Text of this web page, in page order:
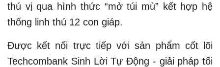
thú vị qua hình thức “mở túi mù” kết hợp hệ
thống linh thú 12 con giáp.
Được kết nối trực tiếp với sản phẩm cốt lõi
Techcombank Sinh Lời Tự Động - giải pháp tối